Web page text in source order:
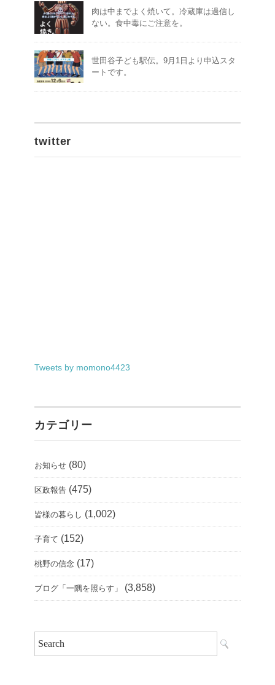
肉は中までよく焼いて。冷蔵庫は過信し
ない。食中毒にご注意を。
世田谷子ども駅伝。9月1日より申込スタ
ートです。
twitter
Tweets by momono4423
カテゴリー
お知らせ (80)
区政報告 (475)
皆様の暮らし (1,002)
子育て (152)
桃野の信念 (17)
ブログ「一隅を照らす」 (3,858)